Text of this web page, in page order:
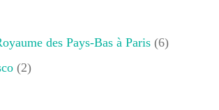
des Pays-Bas à Paris (6)
(2)